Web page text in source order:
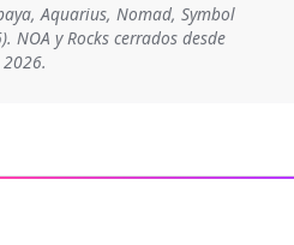
Aquarius, Nomad, Symbol
NOA y Rocks cerrados desde